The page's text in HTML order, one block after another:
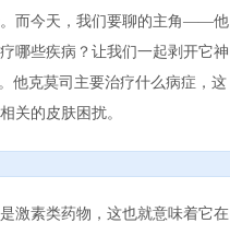
。而今天，我们要聊的主角——他
哪些疾病？让我们一起剥开它神
他克莫司主要治疗什么病症，这
关的皮肤困扰。
激素类药物，这也就意味着它在